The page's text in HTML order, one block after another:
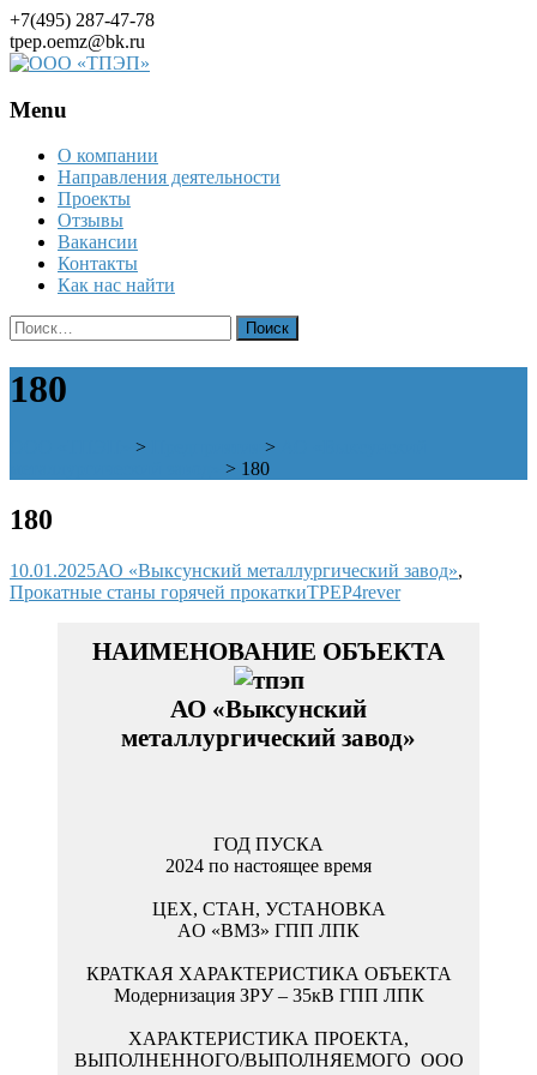
+7(495) 287-47-78
tpep.oemz@bk.ru
Menu
Skip
content
О компании
Направления деятельности
Проекты
Отзывы
Вакансии
Контакты
Как нас найти
Найти:
180
> >
> 180
180
10.01.2025АО «Выксунский металлургический завод»,
Прокатные станы горячей прокаткиTPEP4rever
АО «Выксунский
металлургический завод»
2024 по настоящее время
AО «ВМЗ» ГПП ЛПК
Модернизация ЗРУ – 35кВ ГПП ЛПК